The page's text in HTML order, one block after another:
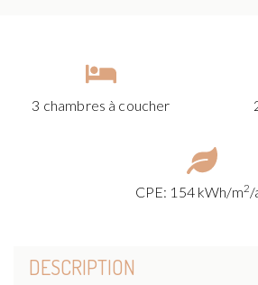
3 chambres à coucher
CPE: 154 kWh/m2/
DESCRIPTION